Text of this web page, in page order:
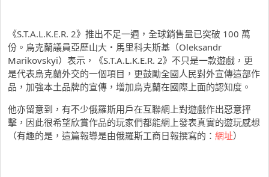
《S.T.A.L.K.E.R. 2》推出不足一週，全球銷售量已突破 100 萬
份。烏克蘭議員亞歷山大・馬里科夫斯基（Oleksandr
Marikovskyi）表示，《S.T.A.L.K.E.R. 2》不只是一款遊戲，更
是代表烏克蘭外交的一個項目，更鼓勵全國人民對外宣傳這部作
品，加強本土品牌的宣傳，增加烏克蘭在國際上面的認知度。
他亦留意到，有不少俄羅斯用戶在互聯網上對遊戲作出惡意抨
擊，因此很希望欣賞作品的玩家們都能網上發表真實的遊玩感想
（有趣的是，這篇報導是由俄羅斯工商日報撰寫的： 網址）